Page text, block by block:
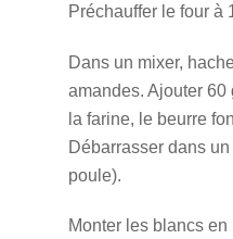
Préchauffer le four à
Dans un mixer,
amandes. Ajouter 60
la farine, le beurre
Débarrasser dans
poule).
Monter les blancs